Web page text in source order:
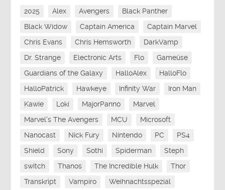
2025 Alex Avengers
Black Panther
Black Widow
Captain America
Captain Marvel
Chris Evans
Chris Hemsworth
DarkVamp
Dr. Strange
Electronic Arts Flo
Gameüse
Guardians of the Galaxy
HalloAlex
HalloFlo
HalloPatrick
Hawkeye Infinity War
Iron Man
Kawie
Loki MajorPanno
Marvel
Marvel's The Avengers
MCU
Microsoft
Nanocast
Nick Fury Nintendo PC
PS4
Shield
Sony Sothi Spiderman
Steph
switch
Thanos The Incredible Hulk
Thor
Transkript
Vampiro Weihnachtsspezial